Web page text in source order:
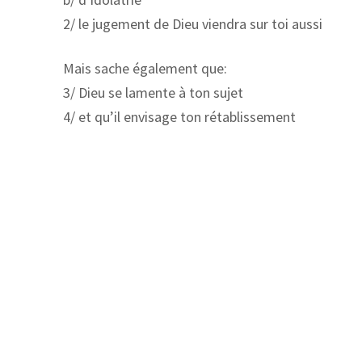
2/ le jugement de Dieu viendra sur toi aussi
Mais sache également que:
3/ Dieu se lamente à ton sujet
4/ et qu’il envisage ton rétablissement